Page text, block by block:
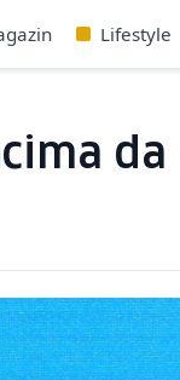
Lifestyle